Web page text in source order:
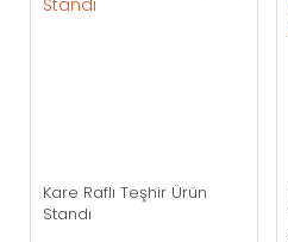
Kare Raflı Teşhir Ürün
Standı